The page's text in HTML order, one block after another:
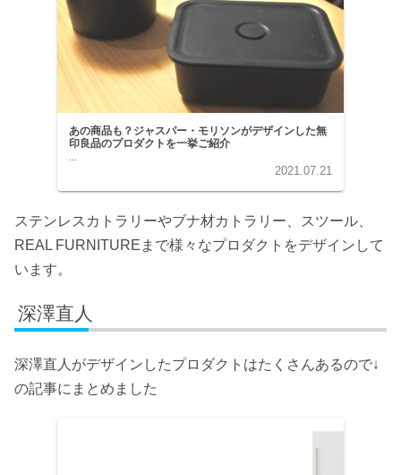
あの商品も？ジャスパー・モリソンがデザインした無
印良品のプロダクトを一挙ご紹介
2021.07.21
ステンレスカトラリーやブナ材カトラリー、スツール、
REAL FURNITUREまで様々なプロダクトをデザインして
います。
深澤直人
深澤直人がデザインしたプロダクトはたくさんあるので↓
の記事にまとめました